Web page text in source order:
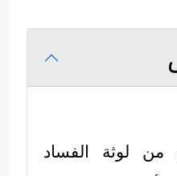
من لوثة الفساد